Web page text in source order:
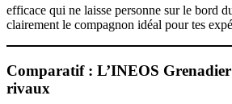
efficace qui ne laisse personne sur le bord
clairement le compagnon idéal pour tes
Comparatif : L’INEOS Grenadier
rivaux